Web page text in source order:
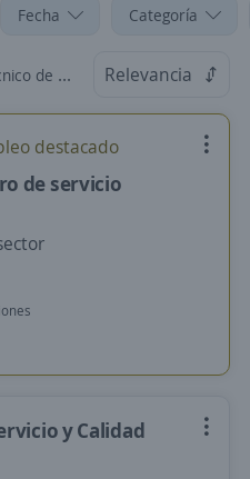
Fecha Categoría
Atlántico Relevancia
destacado
de servicio
y Calidad